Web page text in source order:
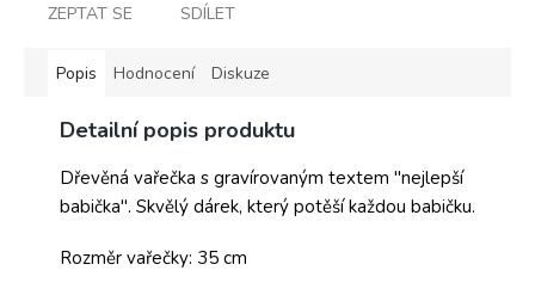
ZEPTAT SE SDÍLET
Popis Hodnocení Diskuze
Detailní popis produktu
Dřevěná vařečka s gravírovaným textem "nejlepší
babička". Skvělý dárek, který potěší každou babičku.
Rozměr vařečky: 35 cm